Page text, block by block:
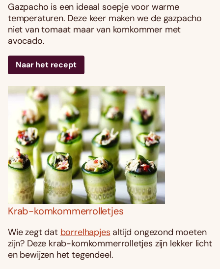
Gazpacho is een ideaal soepje voor warme
temperaturen. Deze keer maken we de gazpacho
niet van tomaat maar van komkommer met
avocado.
Naar het recept
Krab-komkommerrolletjes
Wie zegt dat borrelhapjes altijd ongezond moeten
zijn? Deze krab-komkommerrolletjes zijn lekker licht
en bewijzen het tegendeel.